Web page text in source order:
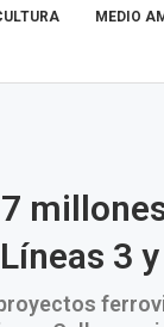
MEDIO
3